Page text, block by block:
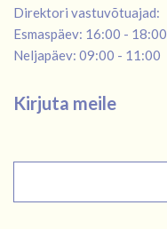
Direktori vastuvõtuajad:
Esmaspäev: 16:00 - 18:00
Neljapäev: 09:00 - 11:00
Kirjuta meile